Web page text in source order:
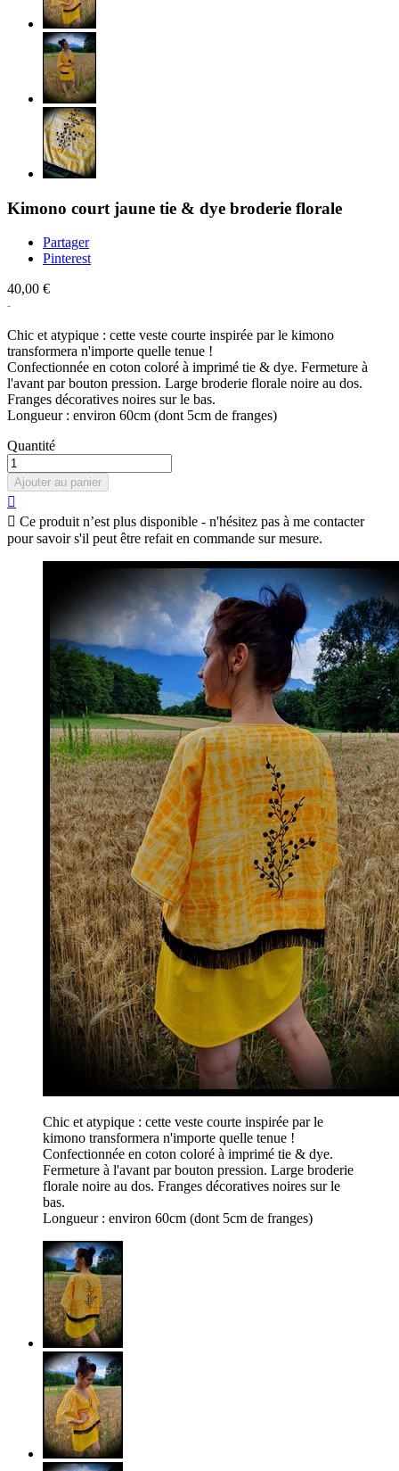
Kimono court jaune tie & dye broderie florale
Partager
Pinterest
40,00 €
Chic et atypique : cette veste courte inspirée par le kimono
transformera n'importe quelle tenue !
Confectionnée en coton coloré à imprimé tie & dye. Fermeture à
l'avant par bouton pression. Large broderie florale noire au dos.
Franges décoratives noires sur le bas.
Longueur : environ 60cm (dont 5cm de franges)
Quantité
Ajouter au panier

 Ce produit n’est plus disponible - n'hésitez pas à me contacter
pour savoir s'il peut être refait en commande sur mesure.
Chic et atypique : cette veste courte inspirée par le
kimono transformera n'importe quelle tenue !
Confectionnée en coton coloré à imprimé tie & dye.
Fermeture à l'avant par bouton pression. Large broderie
florale noire au dos. Franges décoratives noires sur le
bas.
Longueur : environ 60cm (dont 5cm de franges)